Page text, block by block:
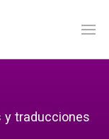
y traducciones